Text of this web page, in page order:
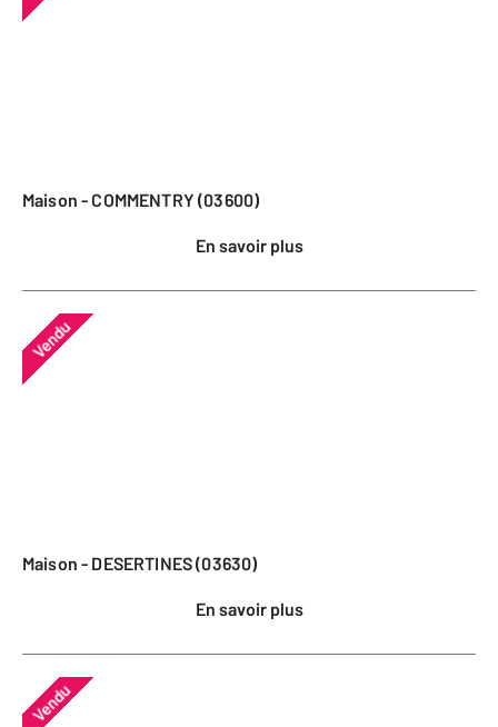
Maison - COMMENTRY (03600)
En savoir plus
Vendu
Maison - DESERTINES (03630)
En savoir plus
Vendu